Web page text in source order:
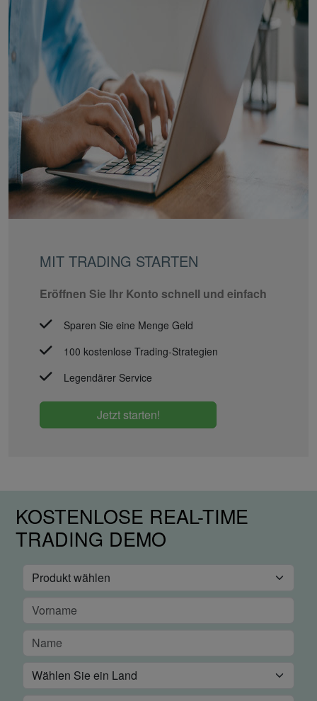
MIT TRADING STARTEN
Eröffnen Sie Ihr Konto schnell und einfach
Sparen Sie eine Menge Geld
100 kostenlose Trading-Strategien
Legendärer Service
Jetzt starten!
KOSTENLOSE REAL-TIME
TRADING DEMO